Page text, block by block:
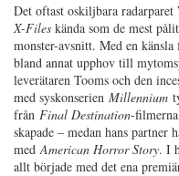
Det oftast oskiljbara
X-Files kända som de mest
monster-avsnitt. Med en
bland annat upphov till
leverätaren Tooms och den
med syskonserien Millennium
från Final Destination-
skapade – medan hans
med American Horror Story. I
allt började med det ena